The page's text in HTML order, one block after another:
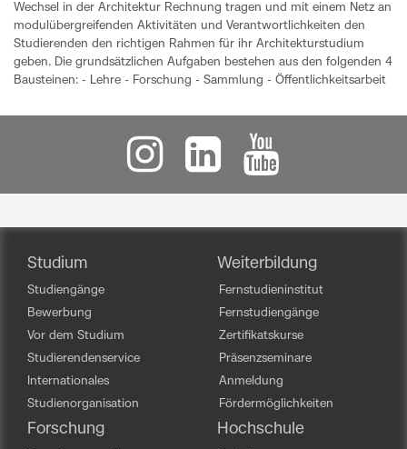
Wechsel in der Architektur Rechnung tragen und mit einem Netz an
modulübergreifenden Aktivitäten und Verantwortlichkeiten den
Studierenden den richtigen Rahmen für ihr Architekturstudium
geben. Die grundsätzlichen Aufgaben bestehen aus den folgenden 4
Bausteinen: - Lehre - Forschung - Sammlung - Öffentlichkeitsarbeit
Studium
Studiengänge
Bewerbung
Vor dem Studium
Studierendenservice
Internationales
Studienorganisation
Weiterbildung
Fernstudieninstitut
Fernstudiengänge
Zertifikatskurse
Präsenzseminare
Anmeldung
Fördermöglichkeiten
Forschung Hochschule